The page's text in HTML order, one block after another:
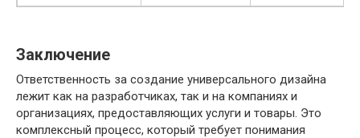
Заключение
Ответственность за создание универсального дизайна
лежит как на разработчиках, так и на компаниях и
организациях, предоставляющих услуги и товары. Это
комплексный процесс, который требует понимания